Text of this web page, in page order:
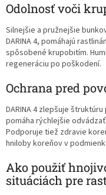
Odolnosť voči
Silnejšie a pružnejšie
DARINA 4, pomáhajú
spôsobené krupobitím.
regeneráciu po poškodení.
Ochrana pred
DARINA 4 zlepšuje
pomáha rýchlejšie
Podporuje tiež zdravie
hniloby koreňov v
Ako použiť
situáciách pre